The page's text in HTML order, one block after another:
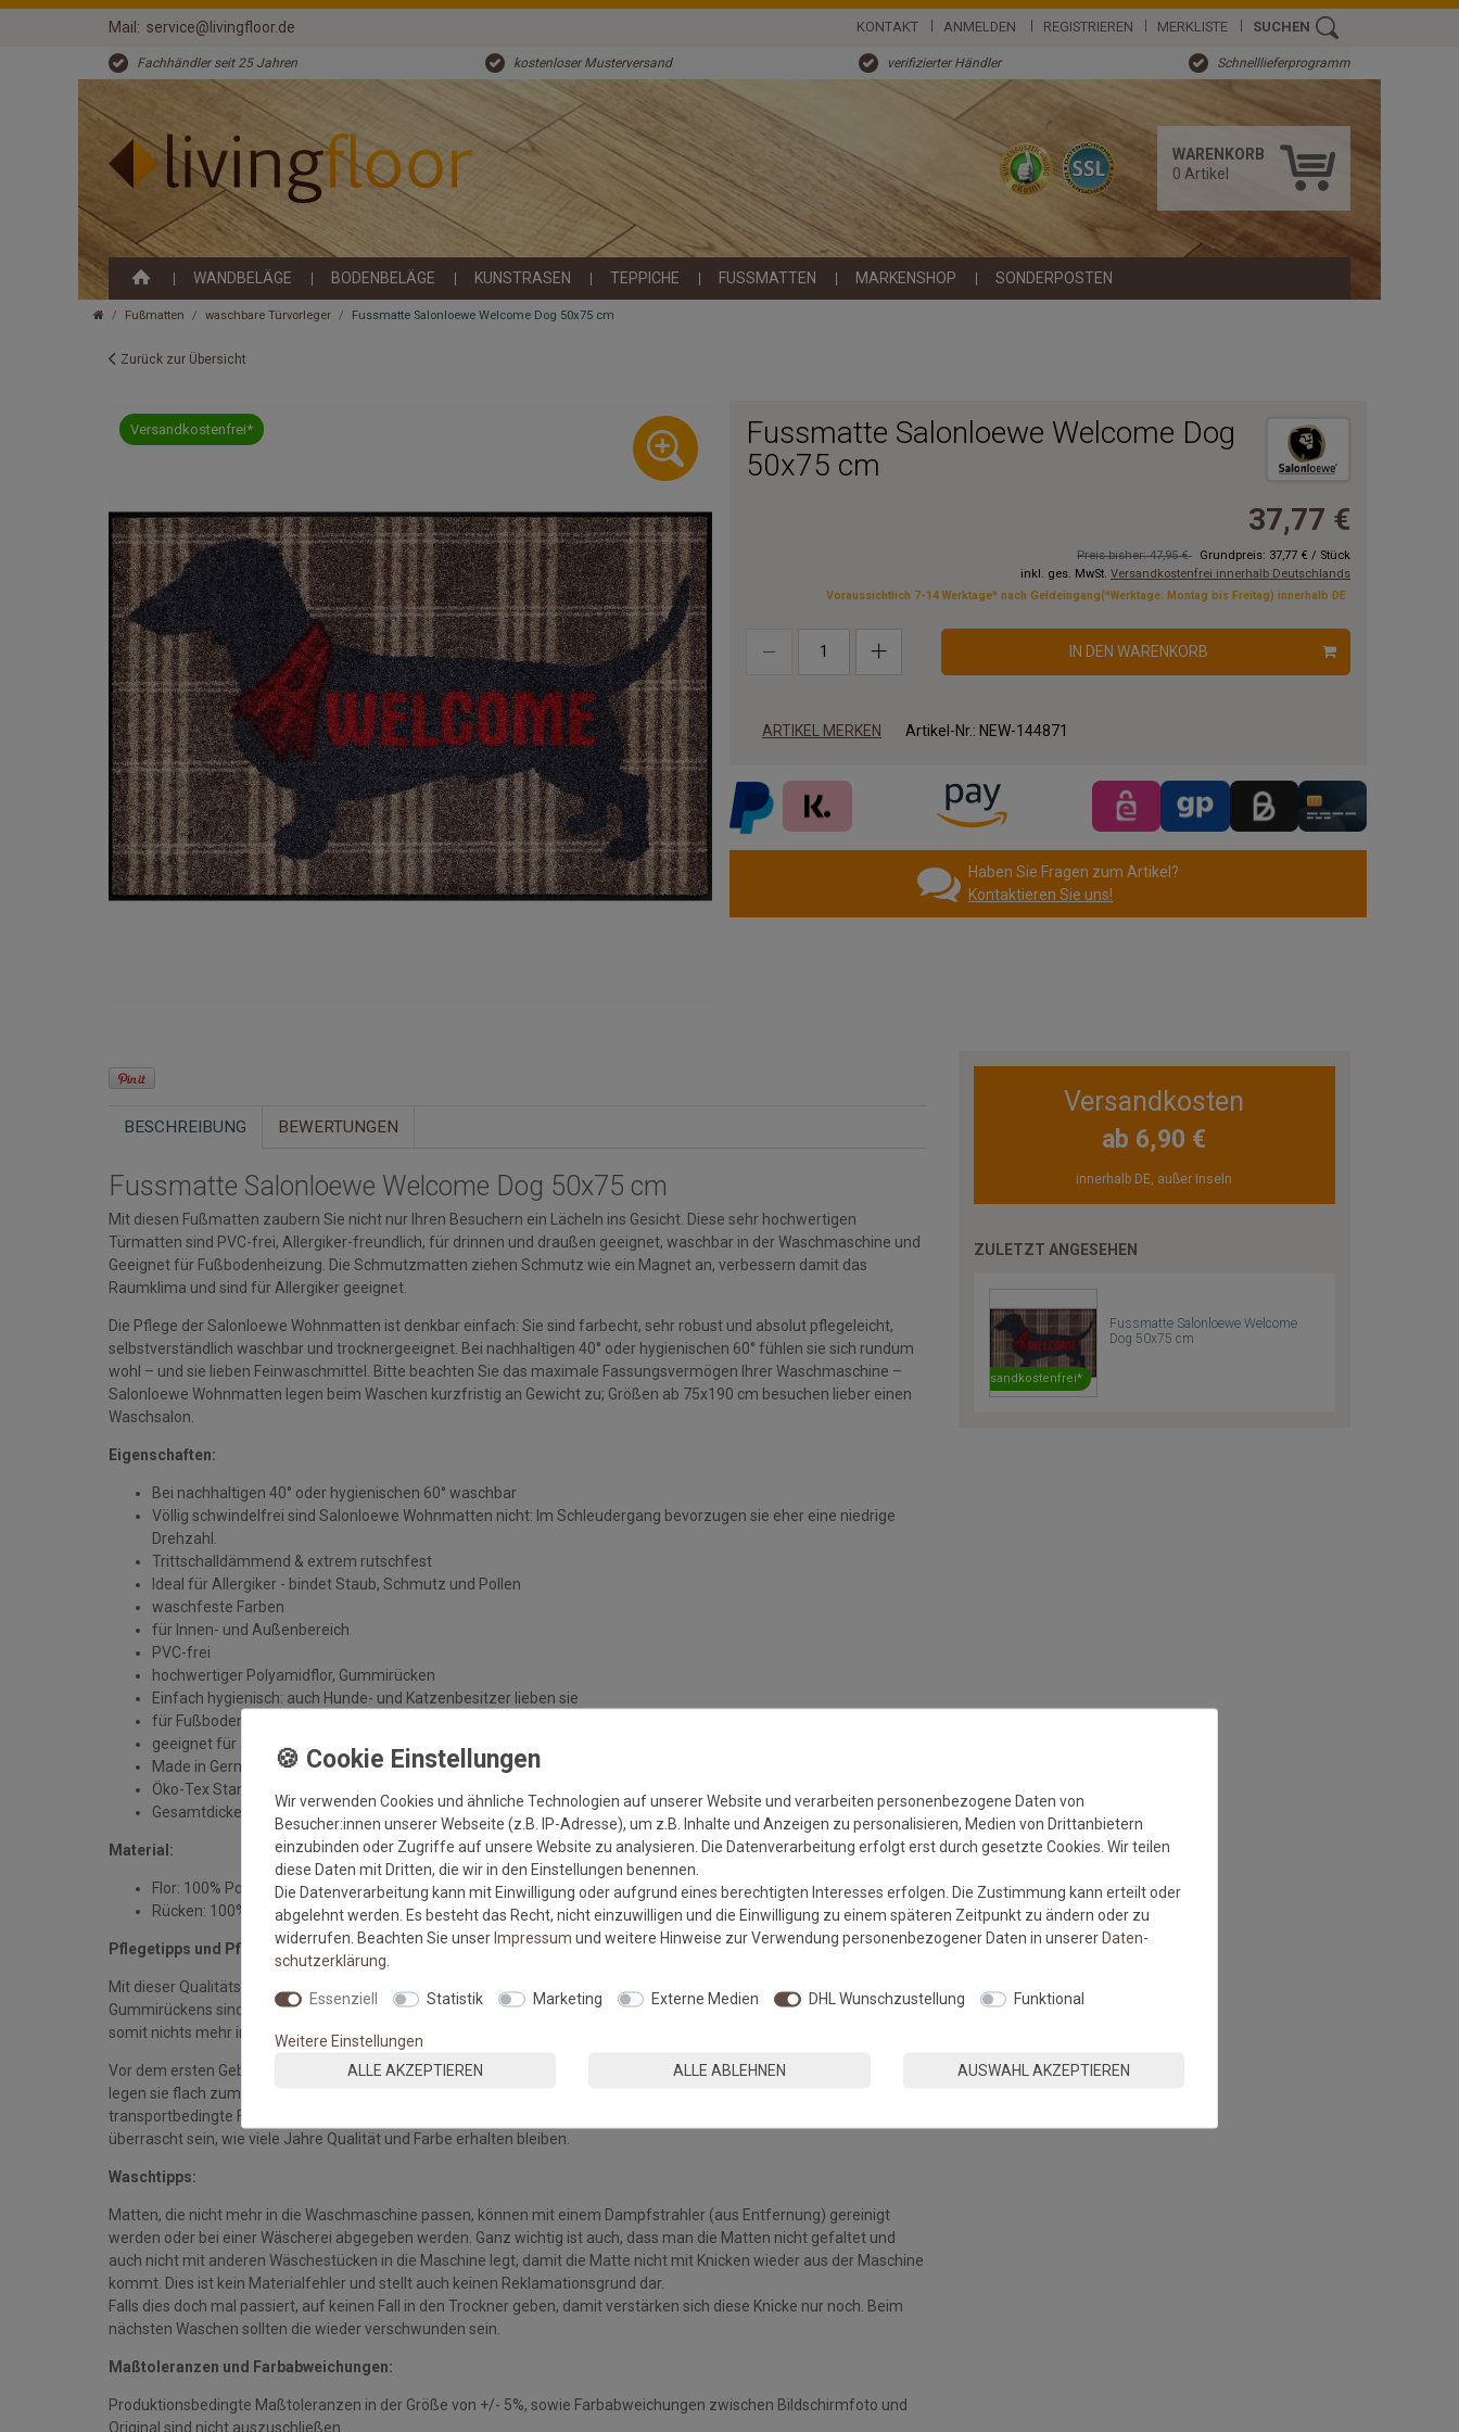
Mail: service@livingfloor.de KONTAKT ANMELDEN REGISTRIEREN MERKLISTE SUCHEN
Fachhändler seit 25 Jahren kostenloser Musterversand verifizierter Händler Schnelllieferprogramm
WARENKORB
0 Artikel
WANDBELÄGE BODENBELÄGE KUNSTRASEN TEPPICHE FUSSMATTEN MARKENSHOP SONDERPOSTEN
Fußmatten waschbare Türvorleger Fussmatte Salonloewe Welcome Dog 50x75 cm
Zurück zur Übersicht
Versandkostenfrei*
Fussmatte Salonloewe Welcome Dog
50x75 cm
37,77 €
Preis bisher: 47,95 € Grundpreis: 37,77 € / Stück
inkl. ges. MwSt. Versandkostenfrei innerhalb Deutschlands
Voraussichtlich 7-14 Werktage* nach Geldeingang(*Werktage: Montag bis Freitag) innerhalb DE
IN DEN WARENKORB
ARTIKEL MERKEN Artikel-Nr.: NEW-144871
Haben Sie Fragen zum Artikel?
Kontaktieren Sie uns!
BESCHREIBUNG BEWERTUNGEN
Fussmatte Salonloewe Welcome Dog 50x75 cm
Mit diesen Fußmatten zaubern Sie nicht nur Ihren Besuchern ein Lächeln ins Gesicht. Diese sehr hochwertigen
Türmatten sind PVC-frei, Allergiker-freundlich, für drinnen und draußen geeignet, waschbar in der Waschmaschine und
Geeignet für Fußbodenheizung. Die Schmutzmatten ziehen Schmutz wie ein Magnet an, verbessern damit das
Raumklima und sind für Allergiker geeignet.
Die Pflege der Salonloewe Wohnmatten ist denkbar einfach: Sie sind farbecht, sehr robust und absolut pflegeleicht,
selbstverständlich waschbar und trocknergeeignet. Bei nachhaltigen 40° oder hygienischen 60° fühlen sie sich rundum
wohl – und sie lieben Feinwaschmittel. Bitte beachten Sie das maximale Fassungsvermögen Ihrer Waschmaschine –
Salonloewe Wohnmatten legen beim Waschen kurzfristig an Gewicht zu; Größen ab 75x190 cm besuchen lieber einen
Waschsalon.
Eigenschaften:
Bei nachhaltigen 40° oder hygienischen 60° waschbar
Völlig schwindelfrei sind Salonloewe Wohnmatten nicht: Im Schleudergang bevorzugen sie eher eine niedrige
Drehzahl.
Trittschalldämmend & extrem rutschfest
Ideal für Allergiker - bindet Staub, Schmutz und Pollen
waschfeste Farben
für Innen- und Außenbereich
PVC-frei
hochwertiger Polyamidflor, Gummirücken
Einfach hygienisch: auch Hunde- und Katzenbesitzer lieben sie
für Fußbodenheizung geeignet
geeignet für alle sauberen, trockenen und unbehandelten Böden
Made in Germany
Öko-Tex Standard 100
Gesamtdicke: ca. 7 mm
Material:
Flor: 100% Polyamid
Rücken: 100% Gummi
Pflegetipps und Pflegehinweise:
Mit dieser Qualitätsmatte sichern Sie sich waschbare Fußmatten, die zu 100% PVC-frei sind. Dank eines hochwertigen
Gummirückens sind die Fußmatten absolut ruschfest. Einem sicheren Gebrauch auch auf Fußbodenheizungen steht
somit nichts mehr im Wege.
Vor dem ersten Gebrauch waschen Sie die Fußmatte separat bei angegebener Temperatur mit Feinwaschmittel und
legen sie flach zum Trocknen aus. Dadurch richten sich die Fasern auf, der Mattenflor wird aktiviert und
transportbedingte Falten und Knicke werden wieder glatt. Pflegen Sie so Ihre Fußmatte regelmäßig und Sie werden
überrascht sein, wie viele Jahre Qualität und Farbe erhalten bleiben.
Waschtipps:
Matten, die nicht mehr in die Waschmaschine passen, können mit einem Dampfstrahler (aus Entfernung) gereinigt
werden oder bei einer Wäscherei abgegeben werden. Ganz wichtig ist auch, dass man die Matten nicht gefaltet und
auch nicht mit anderen Wäschestücken in die Maschine legt, damit die Matte nicht mit Knicken wieder aus der Maschine
kommt. Dies ist kein Materialfehler und stellt auch keinen Reklamationsgrund dar.
Falls dies doch mal passiert, auf keinen Fall in den Trockner geben, damit verstärken sich diese Knicke nur noch. Beim
nächsten Waschen sollten die wieder verschwunden sein.
Maßtoleranzen und Farbabweichungen:
Produktionsbedingte Maßtoleranzen in der Größe von +/- 5%, sowie Farbabweichungen zwischen Bildschirmfoto und
Original sind nicht auszuschließen
Versandkosten
ab 6,90 €
innerhalb DE, außer Inseln
ZULETZT ANGESEHEN
Versandkostenfrei*
Fussmatte Salonloewe Welcome
Dog 50x75 cm
Wir verwenden Cookies und ähnliche Technologien auf unserer Website und verarbeiten personenbezogene Daten von
Besucher:innen unserer Webseite (z.B. IP-Adresse), um z.B. Inhalte und Anzeigen zu personalisieren, Medien von Drittanbietern
einzubinden oder Zugriffe auf unsere Website zu analysieren. Die Datenverarbeitung erfolgt erst durch gesetzte Cookies. Wir teilen
diese Daten mit Dritten, die wir in den Einstellungen benennen.
Die Datenverarbeitung kann mit Einwilligung oder aufgrund eines berechtigten Interesses erfolgen. Die Zustimmung kann erteilt oder
abgelehnt werden. Es besteht das Recht, nicht einzuwilligen und die Einwilligung zu einem späteren Zeitpunkt zu ändern oder zu
widerrufen. Beachten Sie unserImpressum und weitere Hinweise zur Verwendung personenbezogener Daten in unsererDaten­
schutz­erklärung
Essenziell Statistik Marketing Externe Medien DHL Wunschzustellung Funktional
Weitere Einstellungen
ALLE AKZEPTIEREN
ALLE ABLEHNEN AUSWAHL AKZEPTIEREN